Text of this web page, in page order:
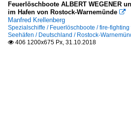
Feuerlöschboote ALBERT WEGENER
im Hafen von Rostock-Warnemünde 
Manfred Krellenberg
Spezialschiffe / Feuerlöschboote / fire-
Seehäfen / Deutschland / Rostock-
 406 1200x675 Px, 31.10.2018